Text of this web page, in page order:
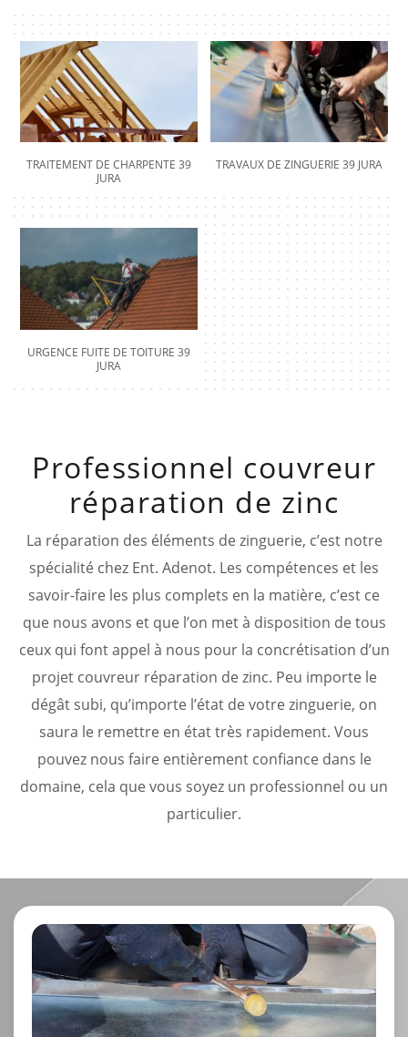
TRAITEMENT DE CHARPENTE 39
JURA
TRAVAUX DE ZINGUERIE 39 JURA
URGENCE FUITE DE TOITURE 39
JURA
Professionnel couvreur
réparation de zinc
La réparation des éléments de zinguerie, c’est notre
spécialité chez Ent. Adenot. Les compétences et les
savoir-faire les plus complets en la matière, c’est ce
que nous avons et que l’on met à disposition de tous
ceux qui font appel à nous pour la concrétisation d’un
projet couvreur réparation de zinc. Peu importe le
dégât subi, qu’importe l’état de votre zinguerie, on
saura le remettre en état très rapidement. Vous
pouvez nous faire entièrement confiance dans le
domaine, cela que vous soyez un professionnel ou un
particulier.